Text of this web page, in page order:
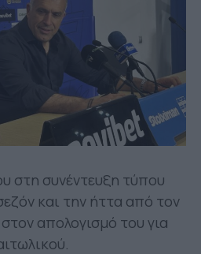
στη συνέντευξη τύπου
και την ήττα από τον
απολογισμό του για